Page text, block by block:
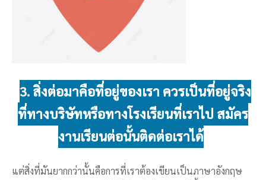
3. สิ่งต่อมาคือที่อยู่ของเรา ควรเป็นที่อยู่จริง
ที่ทางบริษัทหรือทางโรงเรียนที่เราไป สมัคร
งานเรียนต่อนั้นติดต่อเราได้
แต่สิ่งที่มันยากกว่านั้นคือการที่เราต้องเขียนเป็นภาษาอังกฤษ